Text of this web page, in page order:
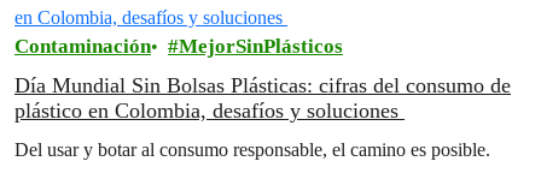
Contaminación MejorSinPlásticos
Día Mundial Sin Bolsas Plásticas: cifras del consumo de
plástico en Colombia, desafíos y soluciones
Del usar y botar al consumo responsable, el camino es posible.